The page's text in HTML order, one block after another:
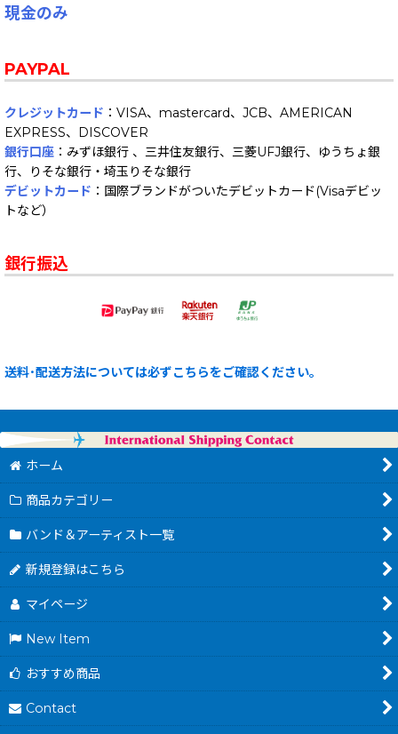
現金のみ
PAYPAL
クレジットカード ：VISA、mastercard、JCB、AMERICAN
EXPRESS、DISCOVER
銀行口座 ：みずほ銀行 、三井住友銀行、三菱UFJ銀行、ゆうちょ銀
行、りそな銀行・埼玉りそな銀行
デビットカード ：国際ブランドがついたデビットカード(Visaデビッ
トなど）
銀行振込
送料･配送方法については必ずこちらをご確認ください。
ホーム
商品カテゴリー
バンド＆アーティスト一覧
新規登録はこちら
マイページ
New Item
おすすめ商品
Contact